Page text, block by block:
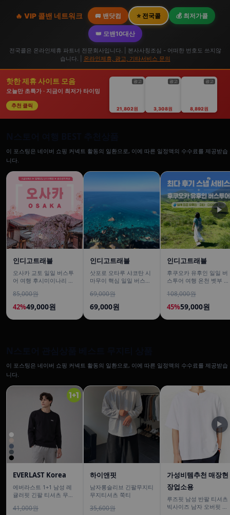
🔥 VIP 콜밴 네트워크 🚐 밴닷컴 ⭐ 전국콜 💰 최저가콜
👑 모밴10대산
전국콜은 온라인제휴 파트너 전문회사입니다. | 본사사칭조심 - 어떠한 번호도 쓰지않
습니다. |
온라인제휴, 광고, 기타서비스 문의
핫한 제휴 사이트 모음
오늘만 초특가 · 지금이 최저가 타이밍
추천 클릭
광고
21,802원
광고
3,308원
광고
8,892원
이 포스팅은 네이버 쇼핑 커넥트 활동의 일환으로, 이에 따른 일정액의 수수료를 제공받습
니다.
인디고트래블
오사카 교토 일일 버스투
어 여행 후시미이나리 아
철학의길
85,000원
42%49,000원
인디고트래블
삿포로 오타루 샤코탄 시
마무이 핵심 일일 버스투
69,000원
69,000원
인디고트래블
후쿠오카 유후인 일일 버
스투어 여행 온천 벳부 유
108,000원
45%59,000원
▶
이 포스팅은 네이버 쇼핑 커넥트 활동의 일환으로, 이에 따른 일정액의 수수료를 제공받습
니다.
EVERLAST Korea
에버라스트 1+1 남성 레
귤러핏 긴팔 티셔츠 무지
41,000원
하이앤핏
남자롱슬리브 긴팔무지티
무지티셔츠 쭉티
35,600원
가성비템추천 매장현
장업소용
루즈핏 남성 반팔 티셔츠
빅사이즈 남자 오버핏 티
▶